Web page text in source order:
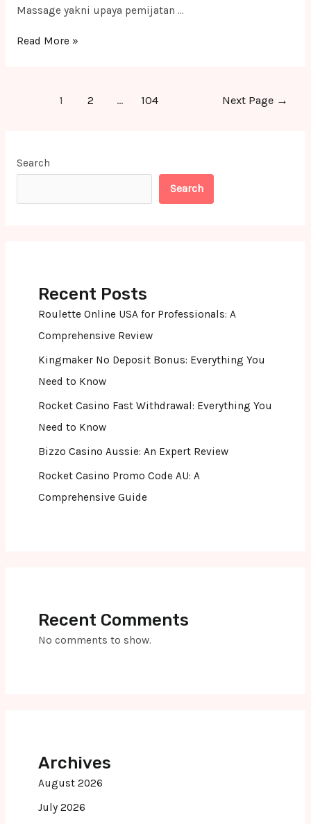
Massage yakni upaya pemijatan …
Massage
dan
Handal
Read More »
1 2 … 104 Next Page →
Search
Search
Recent Posts
Roulette Online USA for Professionals: A
Comprehensive Review
Kingmaker No Deposit Bonus: Everything You
Need to Know
Rocket Casino Fast Withdrawal: Everything You
Need to Know
Bizzo Casino Aussie: An Expert Review
Rocket Casino Promo Code AU: A
Comprehensive Guide
Recent Comments
No comments to show.
Archives
August 2026
July 2026